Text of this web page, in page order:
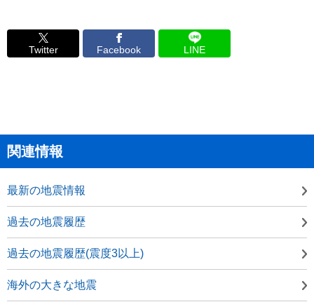
Twitter Facebook LINE
関連情報
最新の地震情報
過去の地震履歴
過去の地震履歴(震度3以上)
海外の大きな地震